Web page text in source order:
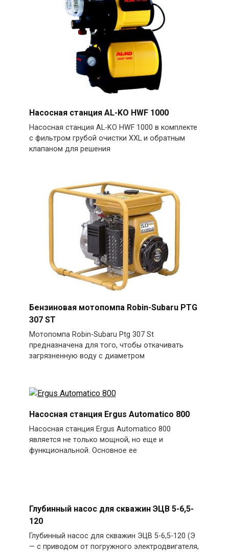
Насосная станция AL-KO HWF 1000
Насосная станция AL-KO HWF 1000 в комплекте
с фильтром грубой очистки XXL и обратным
клапаном для решения
Бензиновая мотопомпа Robin-Subaru PTG
307 ST
Мотопомпа Robin-Subaru Ptg 307 St
предназначена для того, чтобы откачивать
загрязненную воду с диаметром
Насосная станция Ergus Automatico 800
Насосная станция Ergus Automatico 800
является не только мощной, но еще и
функциональной. Основное ее
Глубинный насос для скважин ЭЦВ 5-6,5-
120
Глубинный насос для скважин ЭЦВ 5-6,5-120 (Э
— с приводом от погружного электродвигателя,